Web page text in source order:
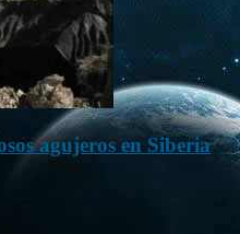
agujeros en Siberia